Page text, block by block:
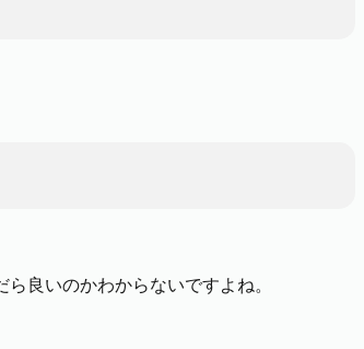
良いのかわからないですよね。